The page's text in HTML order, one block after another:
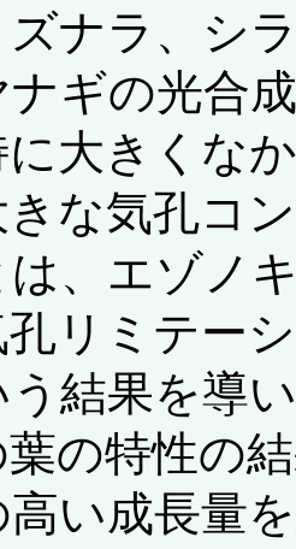
ズナラ、シ
ナギの光合
に大きくな
きな気孔コ
、エゾノ
リミテー
結果を導
の特性の
い成長量